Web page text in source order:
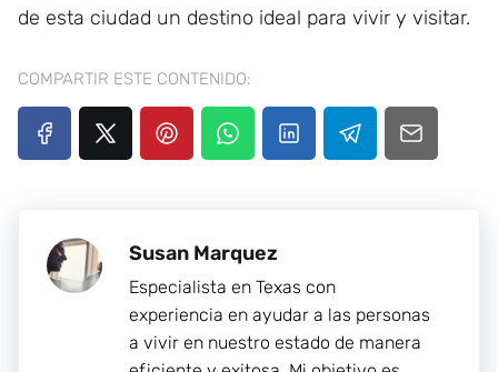
de esta ciudad un destino ideal para vivir y visitar.
COMPARTIR ESTE CONTENIDO:
Susan Marquez
Especialista en Texas con
experiencia en ayudar a las personas
a vivir en nuestro estado de manera